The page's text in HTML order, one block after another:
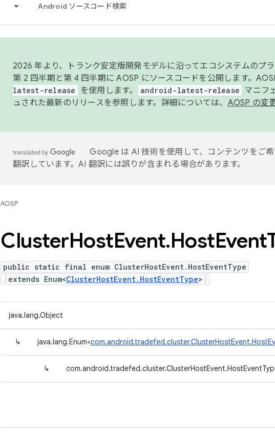
Android ソースコード検索
2026 年より、トランク安定版開発モデルに沿ってエコシステムのプ
第 2 四半期と第 4 四半期に AOSP にソースコードを公開します。
latest-release
を使用します。 android-latest-release マニフ
ュされた最新のリリースを参照します。詳細については、 AOSP の変
Google は AI 技術を使用して、コンテンツをご
翻訳しています。AI 翻訳には誤りが含まれる場合があります。
AOSP
ClusterHostEvent.HostEvent
public static final enum ClusterHostEvent.HostEventType
extends Enum<ClusterHostEvent.HostEventType>
java.lang.Object
↳ java.lang.Enum<
↳